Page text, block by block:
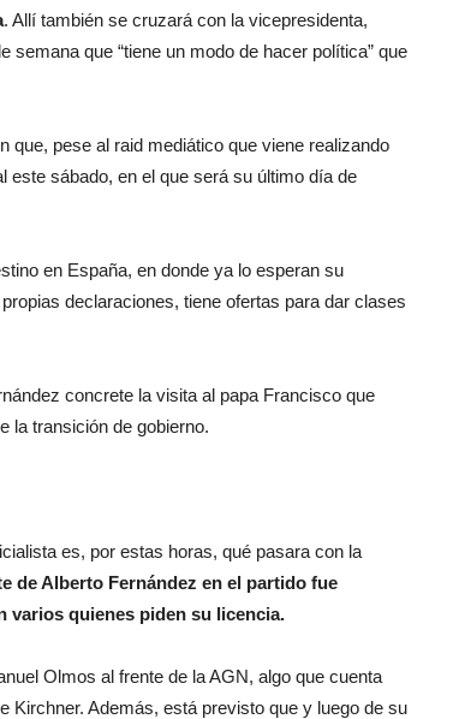
. Allí también se cruzará con la vicepresidenta,
semana que “tiene un modo de hacer política” que
que, pese al raid mediático que viene realizando
sábado, en el que será su último día de
en España, en donde ya lo esperan su
declaraciones, tiene ofertas para dar clases
concrete la visita al papa Francisco que
la transición de gobierno.
es, por estas horas, qué pasara con la
de Alberto Fernández en el partido fue
varios quienes piden su licencia.
Olmos al frente de la AGN, algo que cuenta
Kirchner. Además, está previsto que y luego de su